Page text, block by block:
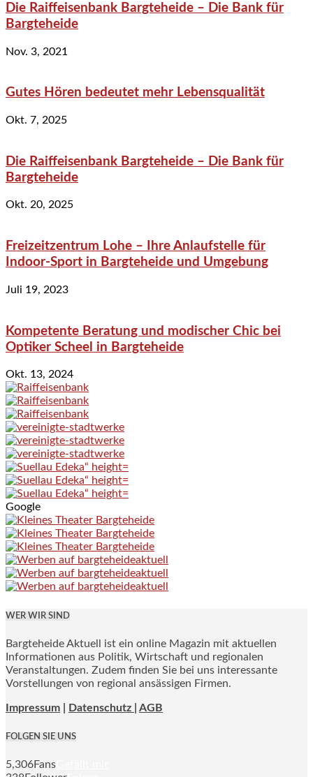
Die Raiffeisenbank Bargteheide – Die Bank für
Bargteheide
Nov. 3, 2021
Gutes Hören bedeutet mehr Lebensqualität
Okt. 7, 2025
Die Raiffeisenbank Bargteheide – Die Bank für
Bargteheide
Okt. 20, 2025
Freizeitzentrum Lohe – Ihre Anlaufstelle für
Indoor-Sport in Bargteheide und Umgebung
Juli 19, 2023
Kompetente Beratung und modischer Chic bei
Optiker Scheel in Bargteheide
Okt. 13, 2024
Google
WER WIR SIND
Bargteheide Aktuell ist ein online Magazin mit aktuellen
Informationen aus Politik, Wirtschaft und regionalen
Veranstaltungen. Zudem finden Sie bei uns interessante
Vorstellungen von regional ansässigen Firmen.
Impressum Datenschutz | AGB
FOLGEN SIE UNS
5,306Fans